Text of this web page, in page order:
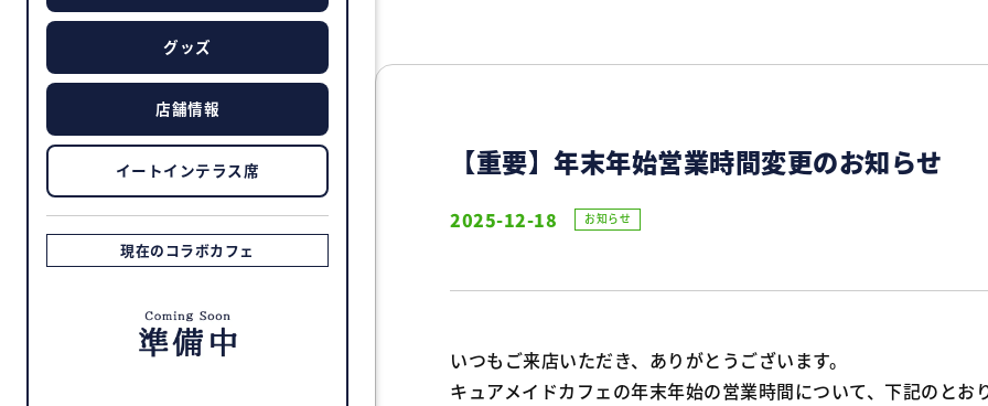
グッズ
店舗情報
イートインテラス席
現在のコラボカフェ
【重要】年末年始営業時間変更のお知らせ
2025-12-18 お知らせ
いつもご来店いただき、ありがとうございます。
キュアメイドカフェの年末年始の営業時間について、下記のとお